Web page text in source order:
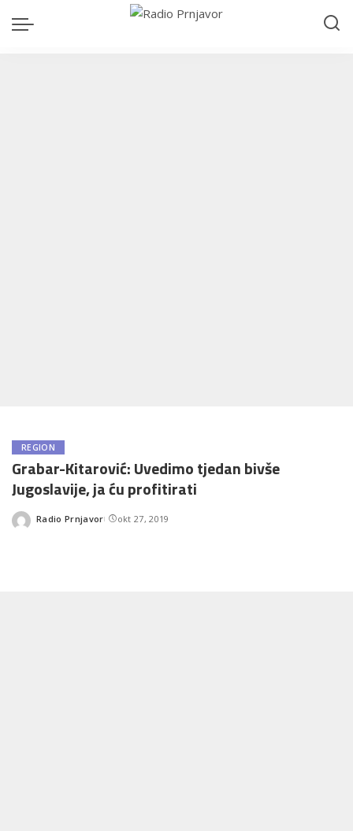
REGION
Grabar-Kitarović: Uvedimo tjedan bivše
Jugoslavije, ja ću profitirati
Posted
Radio Prnjavor okt 27, 2019